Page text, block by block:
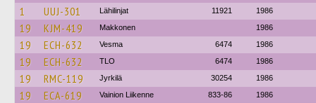
1 UUJ-301 Lähilinjat 11921 1986
19 KJM-419 Makkonen 1986
19 ECH-632 Vesma 6474 1986
19 ECH-632 TLO 6474 1986
19 RMC-119 Jyrkilä 30254 1986
19 ECA-619 Vainion Liikenne 833-86 1986